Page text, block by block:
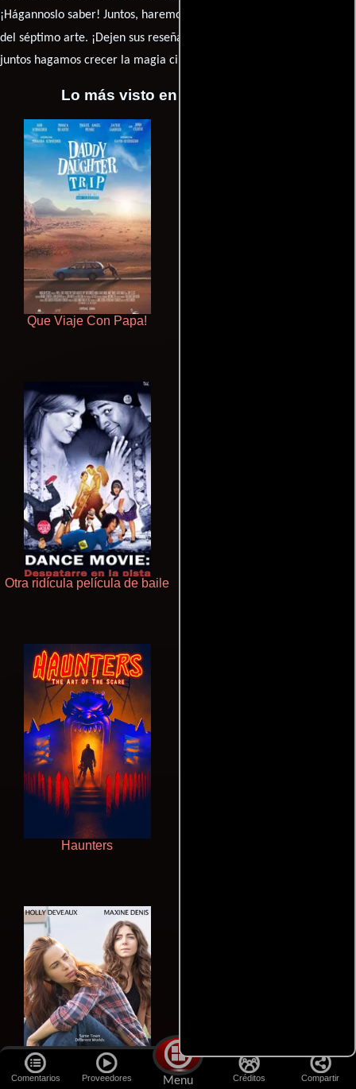
Comentarios Proveedores Menu Créditos Compartir
¡Hágannoslo saber! Juntos, haremos de esta comunidad el epicentro
del séptimo arte. ¡Dejen sus reseña en la
juntos hagamos crecer la magia cinematográfica!
Lo más visto en Cineyseries.net
Que Viaje Con Papa!
Otra ridícula película de baile
Haunters